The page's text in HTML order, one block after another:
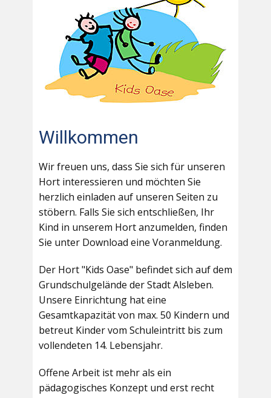
Willkommen
Wir freuen uns, dass Sie sich für unseren
Hort interessieren und möchten Sie
herzlich einladen auf unseren Seiten zu
stöbern. Falls Sie sich entschließen, Ihr
Kind in unserem Hort anzumelden, finden
Sie unter Download eine Voranmeldung.
Der Hort "Kids Oase" befindet sich auf dem
Grundschulgelände der Stadt Alsleben.
Unsere Einrichtung hat eine
Gesamtkapazität von max. 50 Kindern und
betreut Kinder vom Schuleintritt bis zum
vollendeten 14. Lebensjahr.
Offene Arbeit ist mehr als ein
pädagogisches Konzept und erst recht